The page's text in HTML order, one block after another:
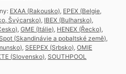
EXAA (Rakousko) EPEX (Belgie,
Švýcarsko) IBEX (Bulharsko)
) GME (Itálie) HENEX (Řecko)
(Skandinávie a pobaltské země)
) SEEPEX (Srbsko) OMIE
(Slovensko) SOUTHPOOL